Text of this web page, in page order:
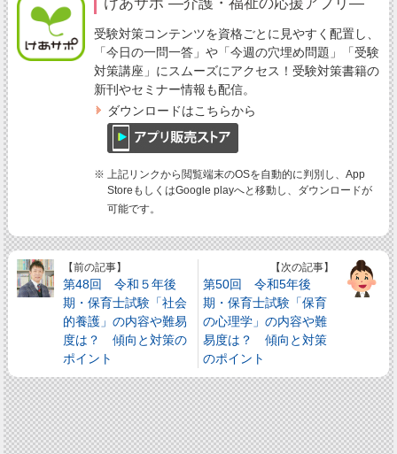
受験対策コンテンツを資格ごとに見やすく配置し、
「今日の一問一答」や「今週の穴埋め問題」「受験
対策講座」にスムーズにアクセス！受験対策書籍の
新刊やセミナー情報も配信。
ダウンロードはこちらから
※ 上記リンクから閲覧端末のOSを自動的に判別し、App
StoreもしくはGoogle playへと移動し、ダウンロードが
可能です。
【前の記事】
第48回 令和５年後
期・保育士試験「社会
的養護」の内容や難易
度は？ 傾向と対策の
ポイント
【次の記事】
第50回 令和5年後
期・保育士試験「保育
の心理学」の内容や難
易度は？ 傾向と対策
のポイント